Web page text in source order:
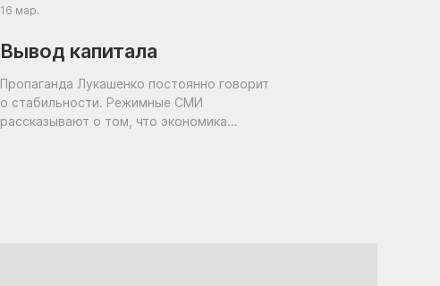
Вывод капитала
Пропаганда Лукашенко постоянно говорит
о стабильности. Режимные СМИ
рассказывают о том, что экономика
16 мар.